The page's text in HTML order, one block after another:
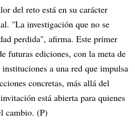
del reto está en su carácter
"La investigación que no se
perdida", afirma. Este primer
futuras ediciones, con la meta de
instituciones a una red que impulsa
concretas, más allá del
está abierta para quienes
cambio. (P)